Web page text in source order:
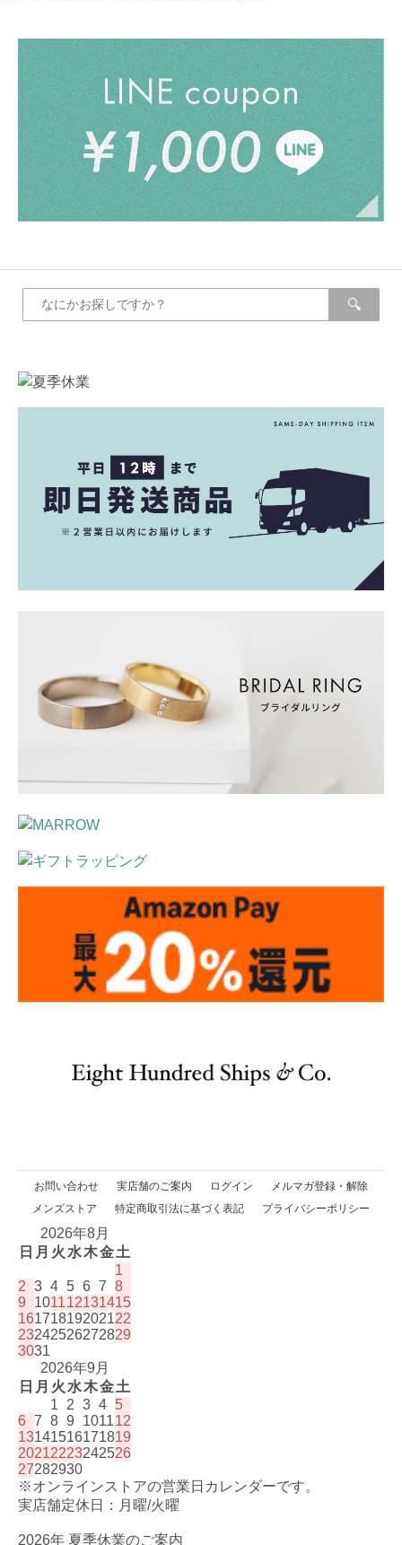
お問い合わせ 実店舗のご案内 ログイン
メルマガ登録・解除
メンズストア
特定商取引法に基づく表記 プライバシーポリシー
2026年8月
日 月 火 水木金土
1
2 3 4 5 6 7 8
9
101112131415
16171819202122
23242526272829
3031
2026年9月
日 月 火 水木金土
1
2 3 4 5
6 7 8 9 101112
13141516171819
20212223242526
27282930
※オンラインストアの営業日カレンダーです。
実店舗定休日：月曜/火曜
2026年 夏季休業のご案内